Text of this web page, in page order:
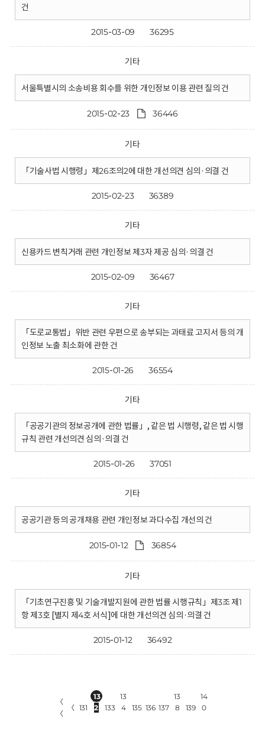
건
2015-03-09 36295
기타
서울특별시의 소송비용 회수를 위한 개인정보 이용 관련 질의 건
2015-02-23 36446
기타
「기술사법 시행령」제26조의2에 대한 개선의견 심의·의결 건
2015-02-23 36389
기타
신용카드 변칙거래 관련 개인정보 제3자 제공 심의·의결 건
2015-02-09 36467
기타
「도로교통법」위반 관련 우편으로 송부되는 과태료 고지서 등의 개
인정보 노출 최소화에 관한 건
2015-01-26 36554
기타
「공공기관의 정보공개에 관한 법률」, 같은 법 시행령, 같은 법 시행
규칙 관련 개선의견 심의·의결 건
2015-01-26 37051
기타
공공기관 등의 공개채용 관련 개인정보 과다수집 개선의 건
2015-01-12 36854
기타
「기초연구진흥 및 기술개발지원에 관한 법률 시행규칙」제3조 제1
항 제3호 [별지 제4호 서식]에 대한 개선의견 심의·의결 건
2015-01-12 36492
〈
〈
〈 131
13
2
133
13
4
135 136 137
13
8
139
14
0